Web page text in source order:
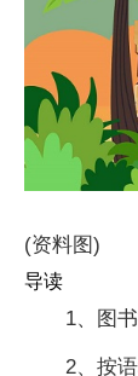
(资料图)
导读
1、图
2、按